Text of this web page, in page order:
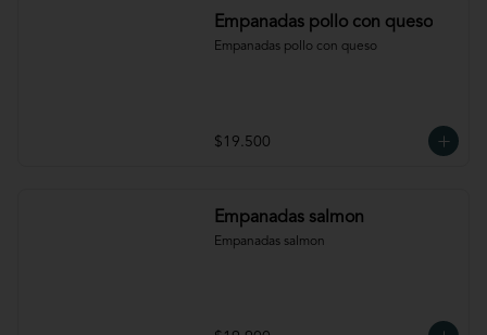
Empanadas pollo con queso
Empanadas pollo con queso
$19.500
Empanadas salmon
Empanadas salmon